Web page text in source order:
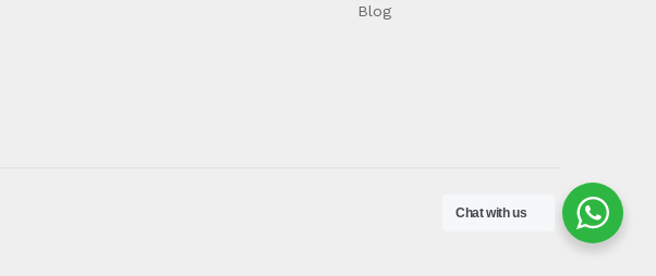
Blog
Chat with us